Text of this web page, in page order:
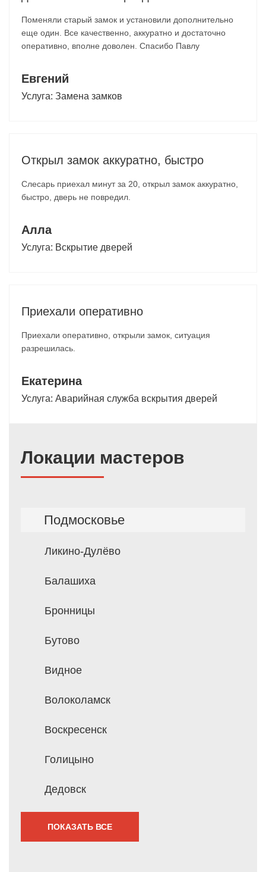
Поменяли старый замок и установили дополнительно
еще один. Все качественно, аккуратно и достаточно
оперативно, вполне доволен. Спасибо Павлу
Евгений
Услуга: Замена замков
Открыл замок аккуратно, быстро
Слесарь приехал минут за 20, открыл замок аккуратно,
быстро, дверь не повредил.
Алла
Услуга: Вскрытие дверей
Приехали оперативно
Приехали оперативно, открыли замок, ситуация
разрешилась.
Екатерина
Услуга: Аварийная служба вскрытия дверей
Локации мастеров
Подмосковье
Ликино-Дулёво
Балашиха
Бронницы
Бутово
Видное
Волоколамск
Воскресенск
Голицыно
Дедовск
ПОКАЗАТЬ ВСЕ